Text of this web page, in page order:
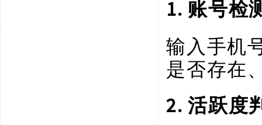
1. 账号检
输入手机
是否存在
2. 活跃度